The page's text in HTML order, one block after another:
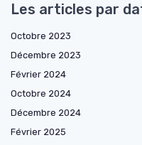
Les articles par
Octobre 2023
Décembre 2023
Février 2024
Octobre 2024
Décembre 2024
Février 2025